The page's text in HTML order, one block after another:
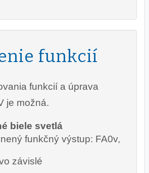
funkcií
funkcií a úprava
je možná.
biele svetlá
funkčný výstup: FA0v,
závislé